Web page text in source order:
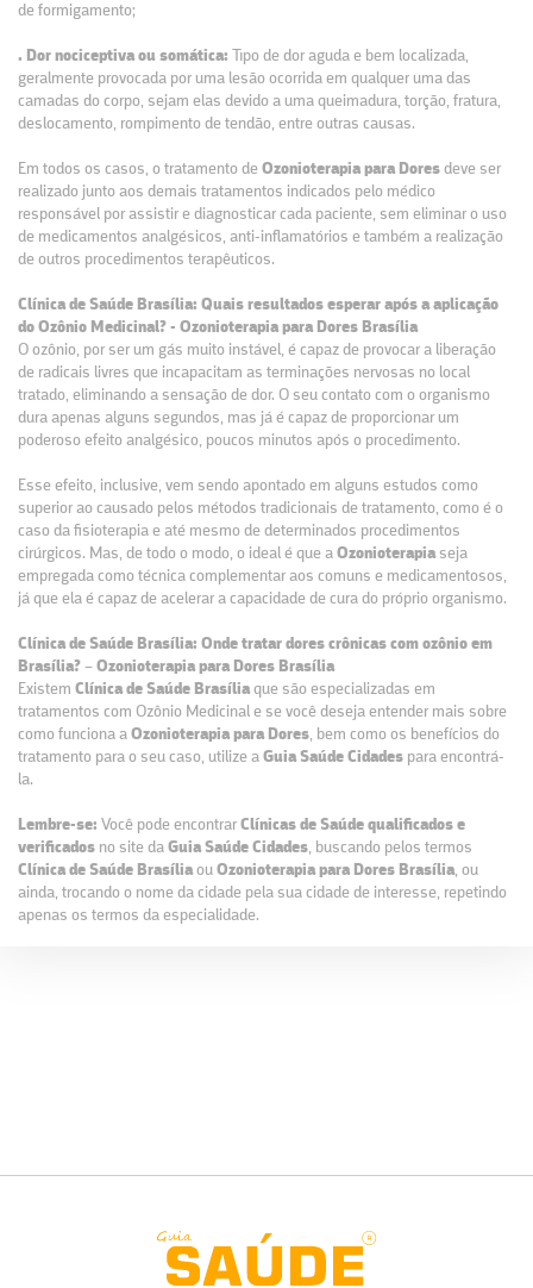
de formigamento;
. Dor nociceptiva ou somática: Tipo de dor aguda e bem localizada,
geralmente provocada por uma lesão ocorrida em qualquer uma das
camadas do corpo, sejam elas devido a uma queimadura, torção, fratura,
deslocamento, rompimento de tendão, entre outras causas.
Em todos os casos, o tratamento de Ozonioterapia para Dores deve ser
realizado junto aos demais tratamentos indicados pelo médico
responsável por assistir e diagnosticar cada paciente, sem eliminar o uso
de medicamentos analgésicos, anti-inflamatórios e também a realização
de outros procedimentos terapêuticos.
Clínica de Saúde Brasília: Quais resultados esperar após a aplicação
do Ozônio Medicinal? - Ozonioterapia para Dores Brasília
O ozônio, por ser um gás muito instável, é capaz de provocar a liberação
de radicais livres que incapacitam as terminações nervosas no local
tratado, eliminando a sensação de dor. O seu contato com o organismo
dura apenas alguns segundos, mas já é capaz de proporcionar um
poderoso efeito analgésico, poucos minutos após o procedimento.
Esse efeito, inclusive, vem sendo apontado em alguns estudos como
superior ao causado pelos métodos tradicionais de tratamento, como é o
caso da fisioterapia e até mesmo de determinados procedimentos
cirúrgicos. Mas, de todo o modo, o ideal é que a Ozonioterapiaseja
empregada como técnica complementar aos comuns e medicamentosos,
já que ela é capaz de acelerar a capacidade de cura do próprio organismo.
Clínica de Saúde Brasília: Onde tratar dores crônicas com ozônio em
Brasília? – Ozonioterapia para Dores Brasília
Existem Clínica de Saúde Brasíliaque são especializadas em
tratamentos com Ozônio Medicinal e se você deseja entender mais sobre
como funciona a Ozonioterapia para Dores, bem como os benefícios do
tratamento para o seu caso, utilize a Guia Saúde Cidades para encontrá-
la.
Lembre-se: Você pode encontrar Clínicas de Saúde qualificados e
verificados no site da Guia Saúde Cidades, buscando pelos termos
Clínica de Saúde Brasíliaou Ozonioterapia para Dores Brasília, ou
ainda, trocando o nome da cidade pela sua cidade de interesse, repetindo
apenas os termos da especialidade.